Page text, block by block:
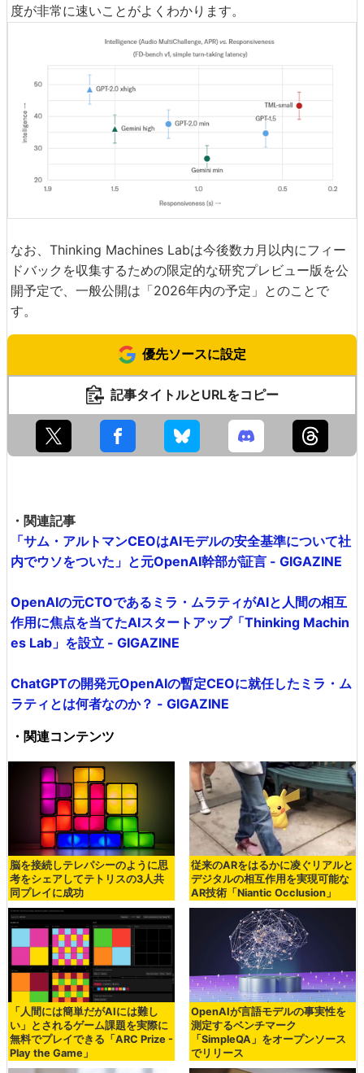
度が非常に速いことがよくわかります。
なお、Thinking Machines Labは今後数カ月以内にフィー
ドバックを収集するための限定的な研究プレビュー版を公
開予定で、一般公開は「2026年内の予定」とのことで
す。
優先ソースに設定
記事タイトルとURLをコピー
・関連記事
「サム・アルトマンCEOはAIモデルの安全基準について社
内でウソをついた」と元OpenAI幹部が証言 - GIGAZINE
OpenAIの元CTOであるミラ・ムラティがAIと人間の相互
作用に焦点を当てたAIスタートアップ「Thinking Machin
es Lab」を設立 - GIGAZINE
ChatGPTの開発元OpenAIの暫定CEOに就任したミラ・ム
ラティとは何者なのか？ - GIGAZINE
・関連コンテンツ
脳を接続しテレパシーのように思
考をシェアしてテトリスの3人共
同プレイに成功
従来のARをはるかに凌ぐリアルと
デジタルの相互作用を実現可能な
AR技術「Niantic Occlusion」
「人間には簡単だがAIには難し
い」とされるゲーム課題を実際に
無料でプレイできる「ARC Prize -
Play the Game」
OpenAIが言語モデルの事実性を
測定するベンチマーク
「SimpleQA」をオープンソース
でリリース